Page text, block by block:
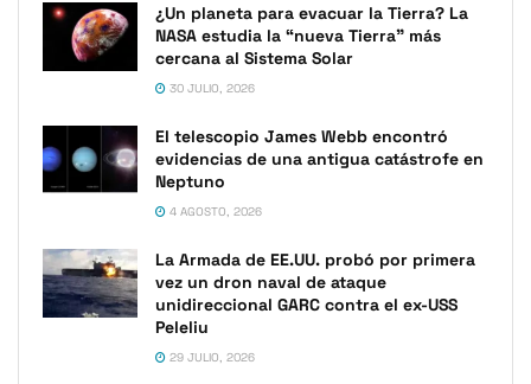
¿Un planeta para evacuar la Tierra? La
NASA estudia la “nueva Tierra” más
cercana al Sistema Solar
30 JULIO, 2026
El telescopio James Webb encontró
evidencias de una antigua catástrofe en
Neptuno
4 AGOSTO, 2026
La Armada de EE.UU. probó por primera
vez un dron naval de ataque
unidireccional GARC contra el ex-USS
Peleliu
29 JULIO, 2026